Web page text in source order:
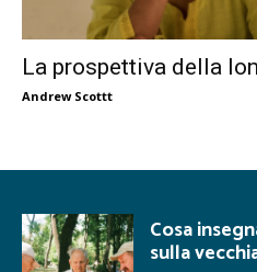
La prospettiva della
Andrew Scottt
Cosa
sulla